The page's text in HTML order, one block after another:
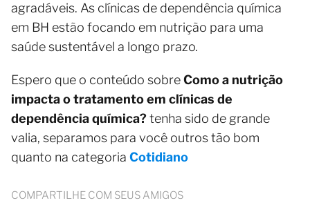
agradáveis. As clínicas de dependência química
em BH estão focando em nutrição para uma
saúde sustentável a longo prazo.
Espero que o conteúdo sobreComo a nutrição
impacta o tratamento em clínicas de
dependência química?tenha sido de grande
valia, separamos para você outros tão bom
quanto na categoria Cotidiano
COMPARTILHE COM SEUS AMIGOS